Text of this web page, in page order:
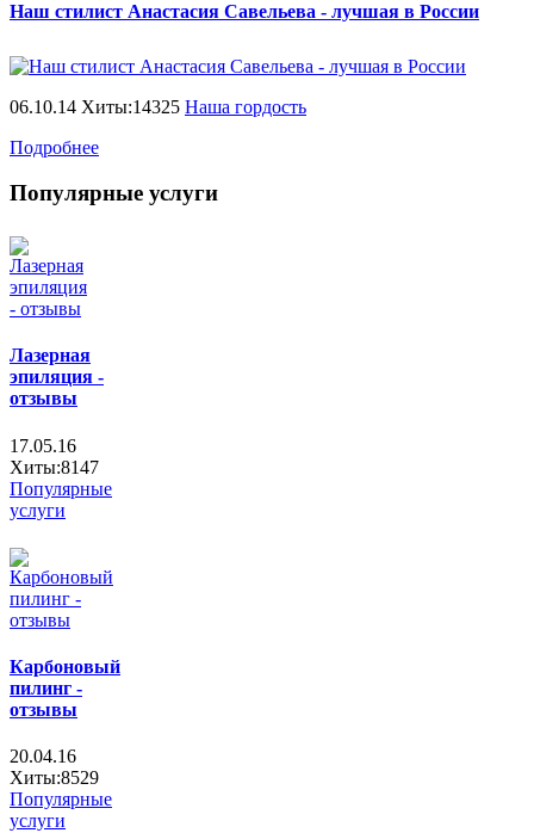
Наш стилист Анастасия Савельева - лучшая в России
06.10.14 Хиты:14325 Наша гордость
Подробнее
Популярные услуги
Лазерная
эпиляция -
отзывы
17.05.16
Хиты:8147
Популярные
услуги
Карбоновый
пилинг -
отзывы
20.04.16
Хиты:8529
Популярные
услуги